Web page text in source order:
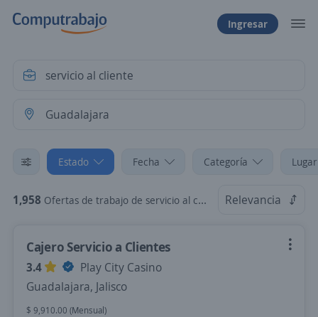
Ingresar
Estado Fecha Categoría
1,958 Ofertas de trabajo de servicio al cliente en Guadalajara, Jalisco Relevancia
Cajero Servicio a Clientes
3.4
Play City Casino
Guadalajara, Jalisco
$ 9,910.00 (Mensual)